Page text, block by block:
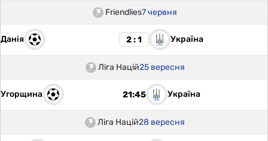
Friendlies7 червня
Данія 2 : 1 Україна
Ліга Націй25 вересня
Угорщина 21:45 Україна
Ліга Націй28 вересня